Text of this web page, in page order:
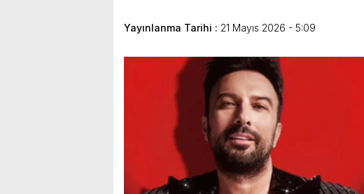
Yayınlanma Tarihi : 21 Mayıs 2026 - 5:09